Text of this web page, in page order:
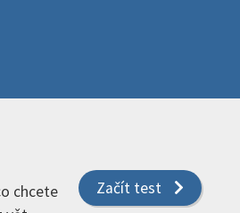
Začít test
chcete